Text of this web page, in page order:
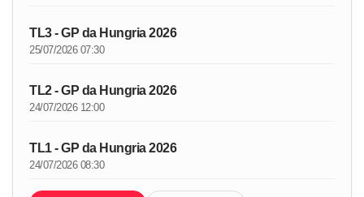
TL3 - GP da Hungria 2026
25/07/2026 07:30
TL2 - GP da Hungria 2026
24/07/2026 12:00
TL1 - GP da Hungria 2026
24/07/2026 08:30